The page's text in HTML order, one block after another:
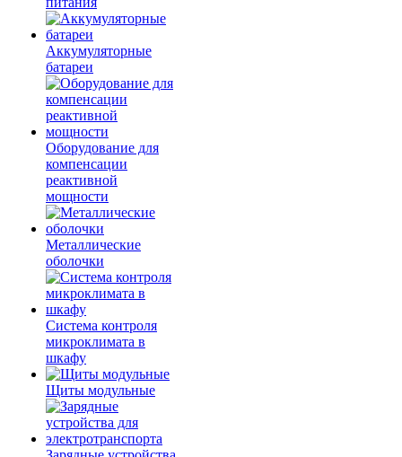
Аккумуляторные
батареи
Оборудование для
компенсации
реактивной
мощности
Металлические
оболочки
Система контроля
микроклимата в
шкафу
Щиты модульные